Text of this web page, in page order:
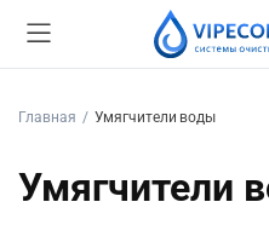
Главная Умягчители воды
Умягчители